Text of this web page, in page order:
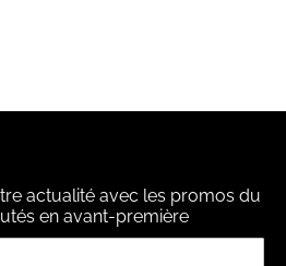
actualité avec les promos du
en avant-première